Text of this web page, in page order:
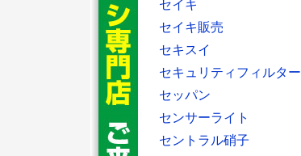
セイキ
セイキ販売
セキスイ
セキュリティフィルター
セッパン
センサーライト
セントラル硝子